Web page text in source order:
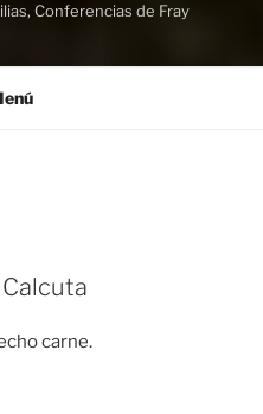
Conferencias de Fray
Calcuta
carne.